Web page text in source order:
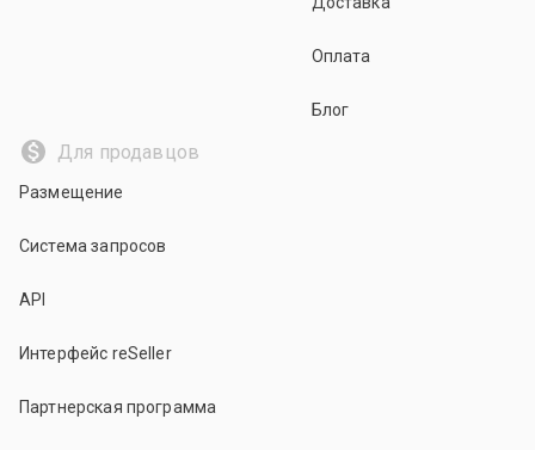
Оплата
Блог
Для продавцов
Размещение
Система запросов
API
Интерфейс reSeller
Партнерская программа